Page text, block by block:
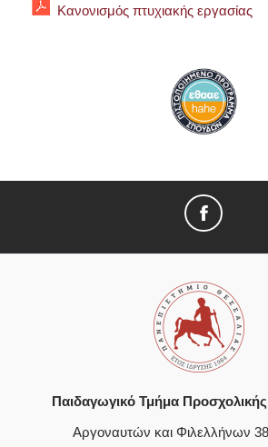
Κανονισμός πτυχιακής εργασίας
Παιδαγωγικό Τμήμα
Αργοναυτών και Φιλελλήνων